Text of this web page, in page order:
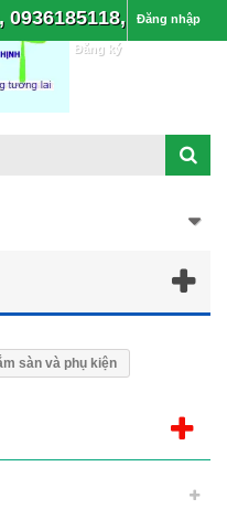
0936185118, Đăng nhập
Đăng ký
sàn và phụ kiện